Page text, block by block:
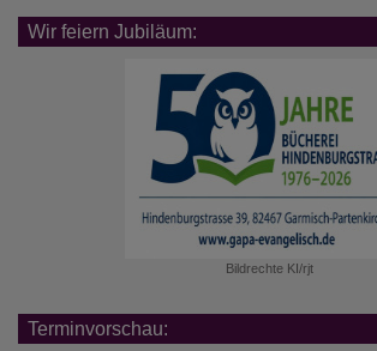
Wir feiern Jubiläum:
Bildrechte KI/rjt
Terminvorschau: